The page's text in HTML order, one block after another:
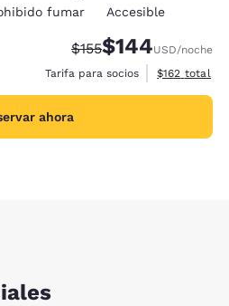
fumar Accesible
Precio tachado:
$155Precio con
$144USD/noche
Tarifa para socios
Ver detalles
$162 total
ahora